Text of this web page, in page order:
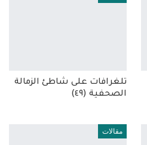
تلغرافات على شاطئ الزمالة
الصحفية (٤٩)
مقالات